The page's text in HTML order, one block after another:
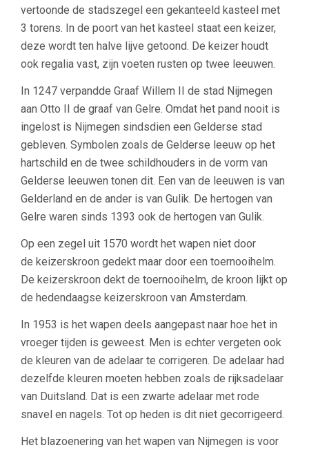
vertoonde de stadszegel een gekanteeld kasteel met
3 torens. In de poort van het kasteel staat een keizer,
deze wordt ten halve lijve getoond. De keizer houdt
ook regalia vast, zijn voeten rusten op twee leeuwen.
In 1247 verpandde Graaf Willem II de stad Nijmegen
aan Otto II de graaf van Gelre. Omdat het pand nooit is
ingelost is Nijmegen sindsdien een Gelderse stad
gebleven. Symbolen zoals de Gelderse leeuw op het
hartschild en de twee schildhouders in de vorm van
Gelderse leeuwen tonen dit. Een van de leeuwen is van
Gelderland en de ander is van Gulik. De hertogen van
Gelre waren sinds 1393 ook de hertogen van Gulik.
Op een zegel uit 1570 wordt het wapen niet door
de keizerskroon gedekt maar door een toernooihelm.
De keizerskroon dekt de toernooihelm, de kroon lijkt op
de hedendaagse keizerskroon van Amsterdam.
In 1953 is het wapen deels aangepast naar hoe het in
vroeger tijden is geweest. Men is echter vergeten ook
de kleuren van de adelaar te corrigeren. De adelaar had
dezelfde kleuren moeten hebben zoals de rijksadelaar
van Duitsland. Dat is een zwarte adelaar met rode
snavel en nagels. Tot op heden is dit niet gecorrigeerd.
Het blazoenering van het wapen van Nijmegen is voor